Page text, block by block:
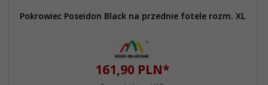
Pokrowiec Poseidon Black na przednie fotele rozm. XL
161,90 PLN*